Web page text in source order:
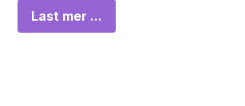
Last mer ...